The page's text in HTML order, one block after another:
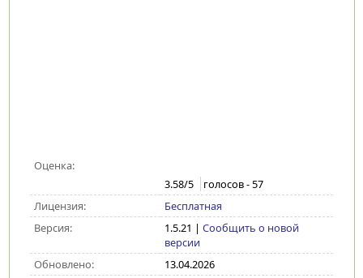
Оценка:
3.58/5 голосов -57
Лицензия:
Бесплатная
Версия:
1.5.21 | Сообщить о новой
версии
Обновлено:
13.04.2026